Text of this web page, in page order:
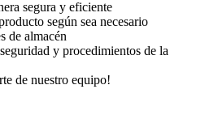
segura y eficiente
según sea necesario
de almacén
y procedimientos de la
de nuestro equipo!